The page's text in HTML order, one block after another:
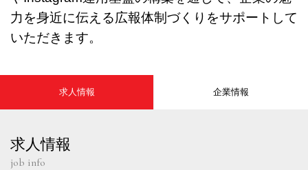
力を身近に伝える広報体制づくりをサポートして
いただきます。
求人情報 企業情報
求人情報
job info